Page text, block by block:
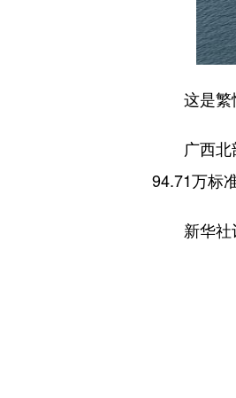
这是繁忙
广西北部
94.71万标
新华社